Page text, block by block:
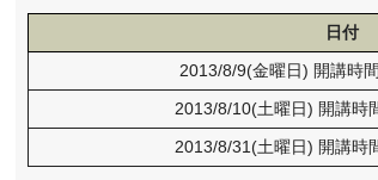
日付
2013/8/9(金曜日) 開講時
2013/8/10(土曜日) 開講時
2013/8/31(土曜日) 開講時